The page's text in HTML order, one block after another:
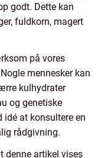
godt. Dette kan
fuldkorn, magert
på vores
mennesker kan
kulhydrater
og genetiske
idé at konsultere en
rådgivning.
denne artikel vises